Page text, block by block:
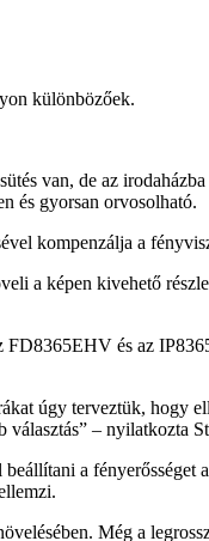
különbözőek.
van, de az
és gyorsan orvosolható.
kompenzálja a
a képen kivehető
és az
úgy terveztük, hogy
– nyilatkozta
a fényerősséget
Még a